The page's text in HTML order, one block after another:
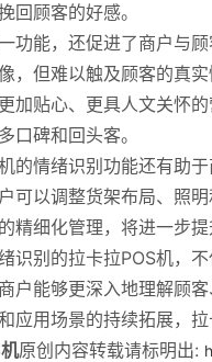
回顾客的好感。
功能，还促进了商户与
，但难以触及顾客的真
加贴心、更具人文关怀
口碑和回头客。
的情绪识别功能还有助
可以调整货架布局、照
精细化管理，将进一步
识别的拉卡拉POS机，
户能够更深入地理解顾
应用场景的持续拓展，
原创内容转载请标明出: